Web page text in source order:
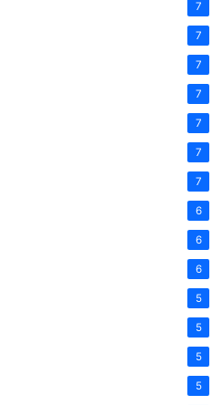
7
7
7
7
7
7
7
6
6
6
5
5
5
5